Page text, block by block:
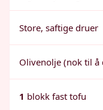
Store, saftige druer
Olivenolje (nok til å
1 blokk fast tofu